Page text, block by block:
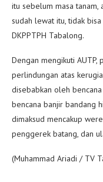
itu sebelum masa tanam,
sudah lewat itu, tidak
DKPPTPH Tabalong.
Dengan mengikuti AUTP,
perlindungan atas
disebabkan oleh
bencana banjir bandang
dimaksud mencakup
penggerek batang, dan
(Muhammad Ariadi / TV